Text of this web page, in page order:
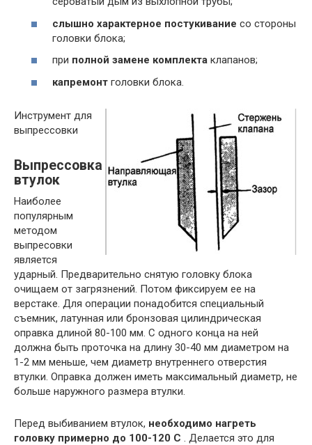
слышно характерное постукивание со стороны
головки блока;
при полной замене комплекта клапанов;
капремонт головки блока.
Инструмент для
выпрессовки
Выпрессовка
втулок
Наиболее
популярным
методом
выпресовки
является
ударный. Предварительно снятую головку блока
очищаем от загрязнений. Потом фиксируем ее на
верстаке. Для операции понадобится специальный
съемник, латунная или бронзовая цилиндрическая
оправка длиной 80-100 мм. С одного конца на ней
должна быть проточка на длину 30-40 мм диаметром на
1-2 мм меньше, чем диаметр внутреннего отверстия
втулки. Оправка должен иметь максимальный диаметр, не
больше наружного размера втулки.
Перед выбиванием втулок, необходимо нагреть
головку примерно до 100-120 С . Делается это для